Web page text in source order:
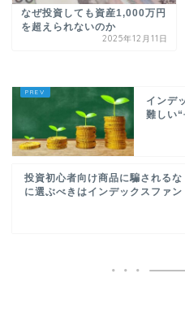
なぜ投資しても資産1,000万円
を超えられないのか
2025年12月11日
インデ
難しい
投資初心者向け商品に騙されるな
に選ぶべきはインデックスファン